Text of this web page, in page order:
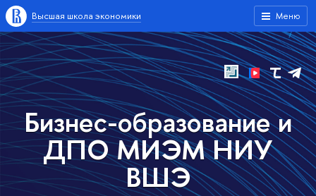
Меню
Высшая школа экономики
Бизнес-образование и
ДПО МИЭМ НИУ
ВШЭ